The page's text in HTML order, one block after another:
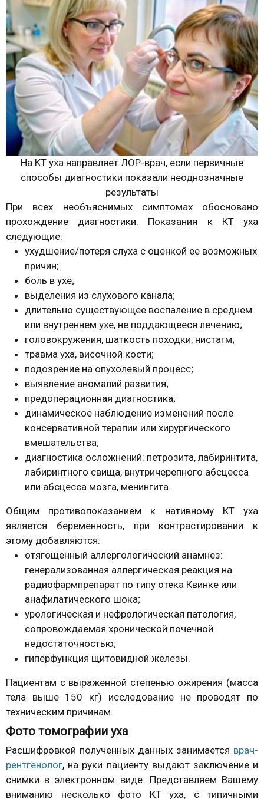
На КТ уха направляет ЛОР-врач, если первичные
способы диагностики показали неоднозначные
результаты
При всех необъяснимых симптомах обосновано
прохождение диагностики. Показания к КТ уха
следующие:
ухудшение/потеря слуха с оценкой ее возможных
причин;
боль в ухе;
выделения из слухового канала;
длительно существующее воспаление в среднем
или внутреннем ухе, не поддающееся лечению;
головокружения, шаткость походки, нистагм;
травма уха, височной кости;
подозрение на опухолевый процесс;
выявление аномалий развития;
предоперационная диагностика;
динамическое наблюдение изменений после
консервативной терапии или хирургического
вмешательства;
диагностика осложнений: петрозита, лабиринтита,
лабиринтного свища, внутричерепного абсцесса
или абсцесса мозга, менингита.
Общим противопоказанием к нативному КТ уха
является беременность, при контрастировании к
этому добавляются:
отягощенный аллергологический анамнез:
генерализованная аллергическая реакция на
радиофармпрепарат по типу отека Квинке или
анафилатического шока;
урологическая и нефрологическая патология,
сопровождаемая хронической почечной
недостаточностью;
гиперфункция щитовидной железы.
Пациентам с выраженной степенью ожирения (масса
тела выше 150 кг) исследование не проводят по
техническим причинам.
Фото томографии уха
Расшифровкой полученных данных занимается врач-
рентгенолог, на руки пациенту выдают заключение и
снимки в электронном виде. Представляем Вашему
вниманию несколько фото КТ уха, с типичными